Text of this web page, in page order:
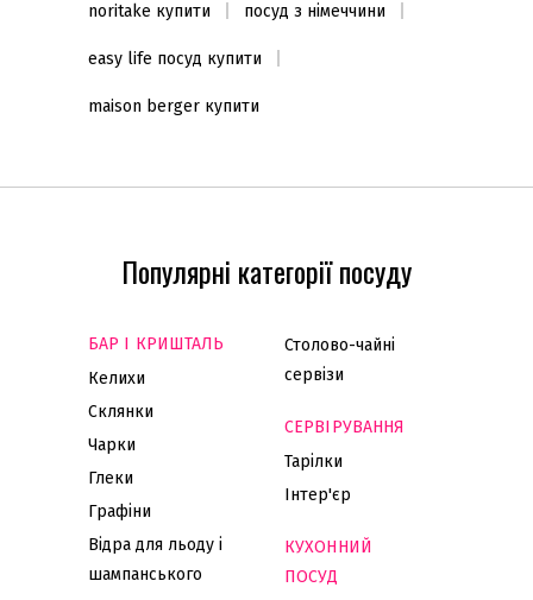
noritake купити посуд з німеччини
easy life посуд купити
maison berger купити
Популярні категорії посуду
БАР І КРИШТАЛЬ
Келихи
Склянки
Чарки
Глеки
Графіни
Відра для льоду і
шампанського
Столово-чайні
сервізи
СЕРВІРУВАННЯ
Тарілки
Інтер'єр
КУХОННИЙ
ПОСУД